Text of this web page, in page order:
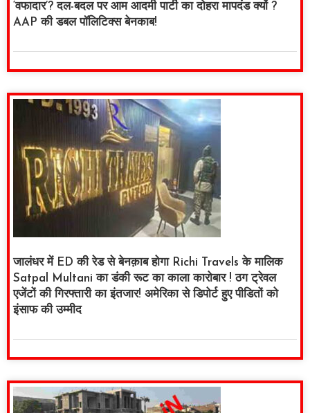
‘वफादार’? दल-बदल पर आम आदमी पार्टी का दोहरा मापदंड क्यों ?
AAP की डबल पॉलिटिक्स बेनकाब!
जालंधर में ED की रेड से बेनक़ाब होगा Richi Travels के मालिक
Satpal Multani का डंकी रूट का काला कारोबार ! ठग ट्रेवल
एजेंटों की गिरफ्तारी का इंतजार! अमेरिका से डिपोर्ट हुए पीडितों को
इंसाफ की उम्मीद